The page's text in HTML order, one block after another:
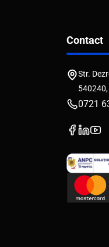
Contact
Str.
0721